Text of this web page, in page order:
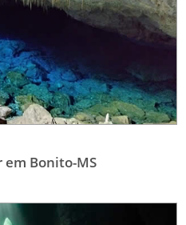
em Bonito-MS